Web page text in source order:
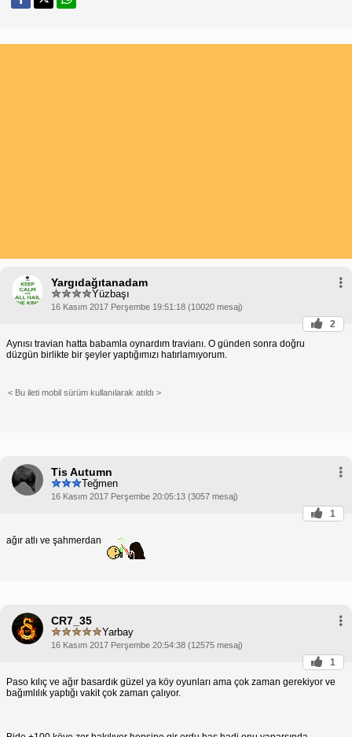
Yargıdağıtanadam
Yüzbaşı
16 Kasım 2017 Perşembe 19:51:18 (10020 mesaj)
2
Aynısı travian hatta babamla oynardım travianı. O günden sonra doğru
düzgün birlikte bir şeyler yaptığımızı hatırlamıyorum.
< Bu ileti mobil sürüm kullanılarak atıldı >
Tis Autumn
Teğmen
16 Kasım 2017 Perşembe 20:05:13 (3057 mesaj)
1
ağır atlı ve şahmerdan
CR7_35
Yarbay
16 Kasım 2017 Perşembe 20:54:38 (12575 mesaj)
1
Paso kılıç ve ağır basardık güzel ya köy oyunları ama çok zaman gerekiyor ve
bağımlılık yaptığı vakit çok zaman çalıyor.